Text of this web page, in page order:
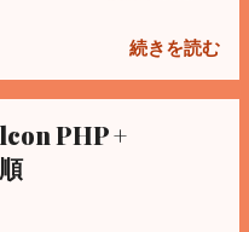
を選択 → 「*.volt」を追加
Xdebugのリモートデバ
まずはサーバー側に
ール。yum経由は要remi
install php-pecl-xdebug
メント を見ながら設
で「titanium」を追
Modules」を追加し
」になる Directories
ィレクトリを
に設定。requireを相対
「Cannot resolve
続きを読む
PHP +